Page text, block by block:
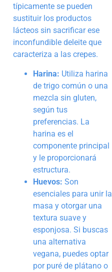
típicamente se pueden
sustituir los productos
lácteos sin sacrificar ese
inconfundible deleite que
caracteriza a las crepes.
Harina: Utiliza harina
de trigo común o una
mezcla sin gluten,
según tus
preferencias. La
harina es el
componente principal
y le proporcionará
estructura.
Huevos: Son
esenciales para unir la
masa y otorgar una
textura suave y
esponjosa. Si buscas
una alternativa
vegana, puedes optar
por puré de plátano o